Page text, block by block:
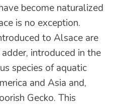
become naturalized
is no exception.
to Alsace are
introduced in the
species of aquatic
and Asia and,
Gecko. This